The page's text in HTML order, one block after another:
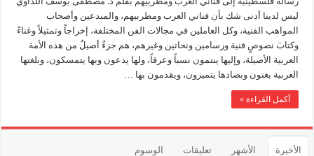
ليس لدينا أدنى شك بأن فناني العرب ومطربيهم، والمبدعين وأصحاب
المواهب الفنية، وكل العاملين في مجالات الفن المختلفة، إخراجاً وتمثيلاً وغناءً
وكتابَ نصوصٍ فنية ورسامين ونحاتين وغيرهم، هم جزءٌ أصيلٌ من هذه الأمة
العربية الأصيلة، وإليها ينتمون نسباً وعرقاً، ولها يدعون وبها يتمسكون، وبلغتها
العربية يغنون وبضادها يتميزون، ويقدمون بها …
أكمل القراءة »
الأخيرة الأشهر تعليقات الوسوم